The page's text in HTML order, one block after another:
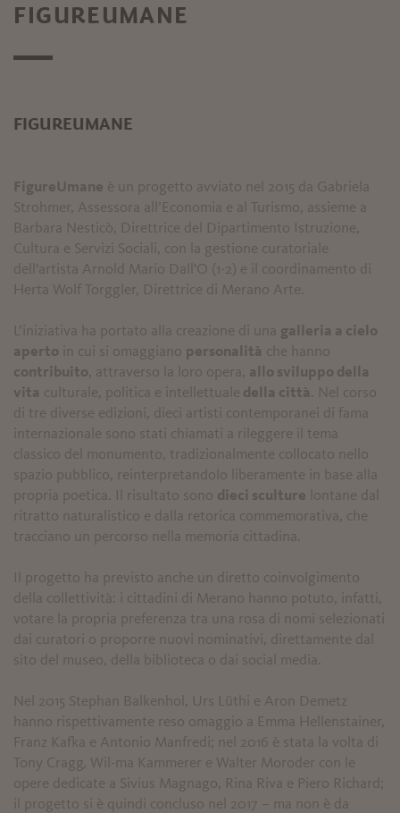
FIGUREUMANE
FIGUREUMANE
FigureUmane è un progetto avviato nel 2015 da Gabriela
Strohmer, Assessora all’Economia e al Turismo, assieme a
Barbara Nesticò, Direttrice del Dipartimento Istruzione,
Cultura e Servizi Sociali, con la gestione curatoriale
dell'artista Arnold Mario Dall'O (1-2) e il coordinamento di
Herta Wolf Torggler, Direttrice di Merano Arte.
L’iniziativa ha portato alla creazione di una galleria a cielo
aperto in cui si omaggiano personalità che hanno
contribuito , attraverso la loro opera, allo sviluppo della
vita culturale, politica e intellettuale della città
. Nel corso
di tre diverse edizioni, dieci artisti contemporanei di fama
internazionale sono stati chiamati a rileggere il tema
classico del monumento, tradizionalmente collocato nello
spazio pubblico, reinterpretandolo liberamente in base alla
propria poetica. Il risultato sono dieci sculture lontane dal
ritratto naturalistico e dalla retorica commemorativa, che
tracciano un percorso nella memoria cittadina.
Il progetto ha previsto anche un diretto coinvolgimento
della collettività: i cittadini di Merano hanno potuto, infatti,
votare la propria preferenza tra una rosa di nomi selezionati
dai curatori o proporre nuovi nominativi, direttamente dal
sito del museo, della biblioteca o dai social media.
Nel 2015 Stephan Balkenhol, Urs Lüthi e Aron Demetz
hanno rispettivamente reso omaggio a Emma Hellenstainer,
Franz Kafka e Antonio Manfredi; nel 2016 è stata la volta di
Tony Cragg, Wil-ma Kammerer e Walter Moroder con le
opere dedicate a Sivius Magnago, Rina Riva e Piero Richard;
il progetto si è quindi concluso nel 2017 – ma non è da